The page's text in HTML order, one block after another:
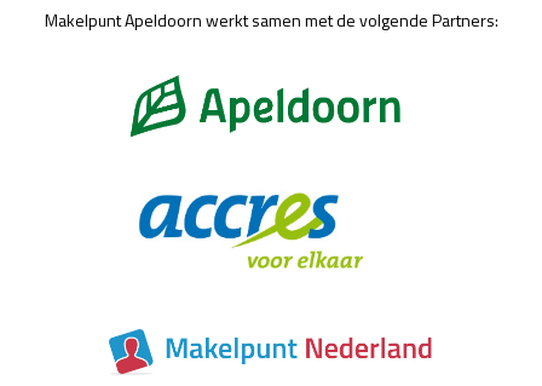
Makelpunt Apeldoorn werkt samen met de volgende Partners: